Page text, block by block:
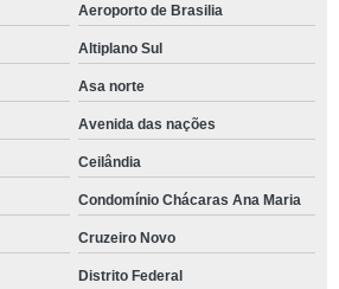
Aeroporto de Brasilia
Altiplano Sul
Asa norte
Avenida das nações
Ceilândia
Condomínio Chácaras Ana Maria
Cruzeiro Novo
Distrito Federal